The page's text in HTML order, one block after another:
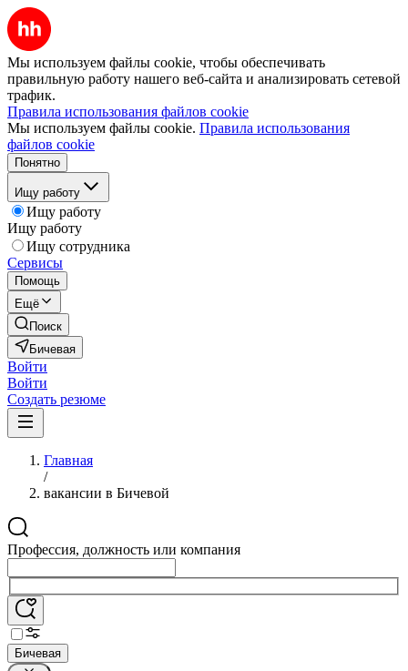
Мы используем файлы cookie, чтобы обеспечивать
правильную работу нашего веб-сайта и анализировать сетевой
трафик.
Правила использования файлов cookie
Мы используем файлы cookie. Правила использования
файлов cookie
Понятно
Ищу работу
Ищу работу
Ищу работу
Ищу сотрудника
Сервисы
Помощь
Ещё
Поиск
Бичевая
Войти
Войти
Создать резюме
Главная
/
вакансии в Бичевой
Профессия, должность или компания
Бичевая